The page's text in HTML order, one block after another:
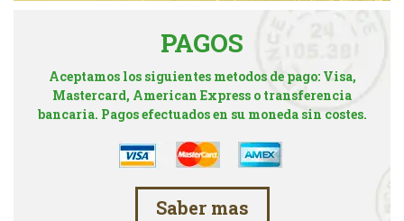
PAGOS
Aceptamos los siguientes metodos de pago: Visa,
Mastercard, American Express o transferencia
bancaria. Pagos efectuados en su moneda sin costes.
Saber mas